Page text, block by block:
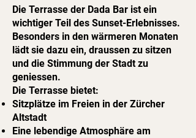
Die Terrasse der Dada Bar ist ein
wichtiger Teil des Sunset-Erlebnisses.
Besonders in den wärmeren Monaten
lädt sie dazu ein, draussen zu sitzen
und die Stimmung der Stadt zu
geniessen.
Die Terrasse bietet:
Sitzplätze im Freien in der Zürcher
Altstadt
Eine lebendige Atmosphäre am